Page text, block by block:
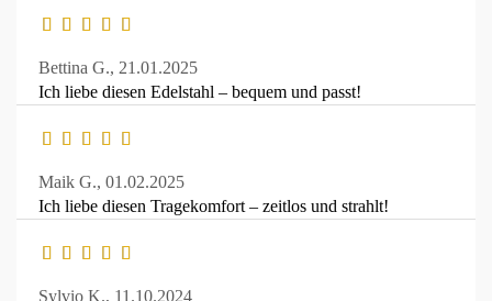
Bettina G., 21.01.2025
Ich liebe diesen Edelstahl – bequem und passt!
Maik G., 01.02.2025
Ich liebe diesen Tragekomfort – zeitlos und strahlt!
Sylvio K., 11.10.2024